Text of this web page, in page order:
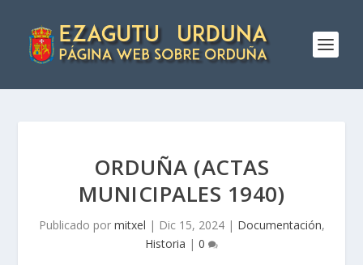
ORDUÑA (ACTAS
MUNICIPALES 1940)
Publicado por mitxel | Dic 15, 2024| Documentación,
Historia | 0